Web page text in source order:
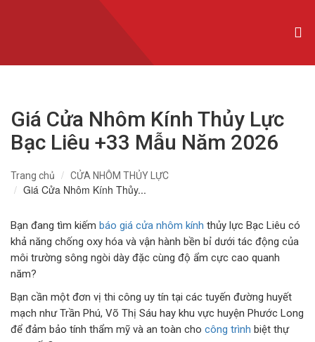
CỬA NHÔM XINGFA NHẬP KHẨU
CỬA NHÔM TRƯỢT QUAY
CỬA NHÔM THỦY LỰC
CỬA CUỐN KHE THOÁNG
CỬA CUỐN ÚC
CỬA CUỐN ĐÀI LOAN
CỬA CỔNG TỰ ĐỘNG
CỬA KÍNH TỰ ĐỘNG
Giá Cửa Nhôm Kính Thủy Lực
Bạc Liêu +33 Mẫu Năm 2026
Trang chủ CỬA NHÔM THỦY LỰC
Giá Cửa Nhôm Kính Thủy...
Bạn đang tìm kiếm báo giá cửa nhôm kính thủy lực Bạc Liêu có
khả năng chống oxy hóa và vận hành bền bỉ dưới tác động của
môi trường sông ngòi dày đặc cùng độ ẩm cực cao quanh
năm?
Bạn cần một đơn vị thi công uy tín tại các tuyến đường huyết
mạch như Trần Phú, Võ Thị Sáu hay khu vực huyện Phước Long
để đảm bảo tính thẩm mỹ và an toàn cho công trình biệt thự